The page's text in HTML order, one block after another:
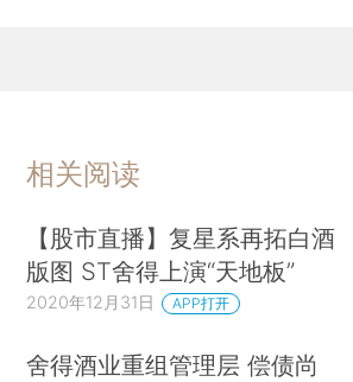
相关阅读
【股市直播】复星系再拓白酒
版图 ST舍得上演“天地板”
2020年12月31日 APP打开
舍得酒业重组管理层 偿债尚